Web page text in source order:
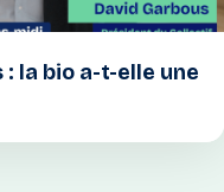
la bio a-t-elle une